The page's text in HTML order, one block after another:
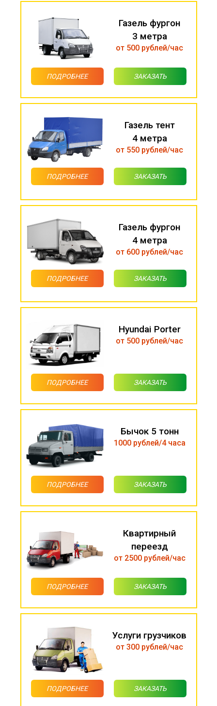
Газель фургон
3 метра
от 500 рублей/час
ПОДРОБНЕЕ ЗАКАЗАТЬ
Газель тент
4 метра
от 550 рублей/час
ПОДРОБНЕЕ ЗАКАЗАТЬ
Газель фургон
4 метра
от 600 рублей/час
ПОДРОБНЕЕ ЗАКАЗАТЬ
Hyundai Porter
от 500 рублей/час
ПОДРОБНЕЕ ЗАКАЗАТЬ
Бычок 5 тонн
1000 рублей/4 часа
ПОДРОБНЕЕ ЗАКАЗАТЬ
Квартирный
переезд
от 2500 рублей/час
ПОДРОБНЕЕ ЗАКАЗАТЬ
Услуги грузчиков
от 300 рублей/час
ПОДРОБНЕЕ ЗАКАЗАТЬ